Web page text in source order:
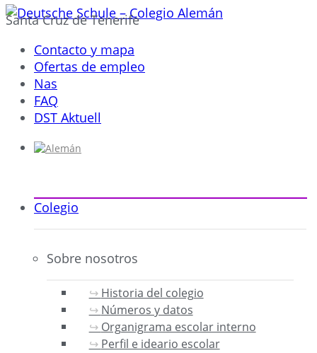
Ir
al
contenido
Santa Cruz de Tenerife
Contacto y mapa
Ofertas de empleo
Nas
FAQ
DST Aktuell
Colegio
Sobre nosotros
Historia del colegio
Números y datos
Organigrama escolar interno
Perfil e ideario escolar